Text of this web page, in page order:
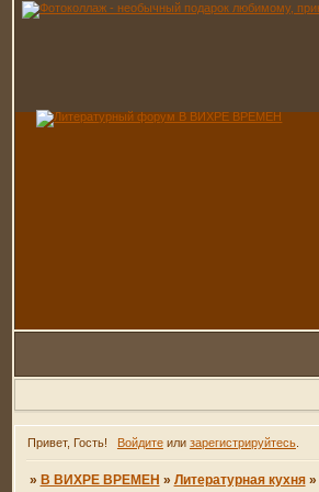
Привет, Гость! Войдитеили зарегистрируйтесь.
» В ВИХРЕ ВРЕМЕН » Литературная кухня »